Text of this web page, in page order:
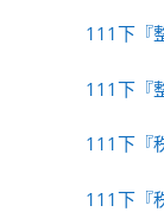
111下『
111下『
111下『
111下『